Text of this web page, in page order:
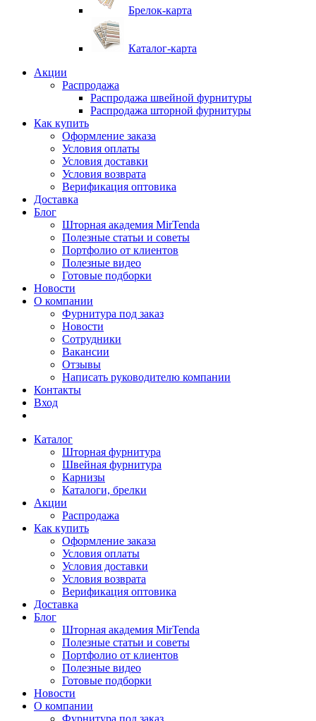
Брелок-карта
Каталог-карта
Акции
Распродажа
Распродажа швейной фурнитуры
Распродажа шторной фурнитуры
Как купить
Оформление заказа
Условия оплаты
Условия доставки
Условия возврата
Верификация оптовика
Доставка
Блог
Шторная академия MirTenda
Полезные статьи и советы
Портфолио от клиентов
Полезные видео
Готовые подборки
Новости
О компании
Фурнитура под заказ
Новости
Сотрудники
Вакансии
Отзывы
Написать руководителю компании
Контакты
Вход
Каталог
Шторная фурнитура
Швейная фурнитура
Карнизы
Каталоги, брелки
Акции
Распродажа
Как купить
Оформление заказа
Условия оплаты
Условия доставки
Условия возврата
Верификация оптовика
Доставка
Блог
Шторная академия MirTenda
Полезные статьи и советы
Портфолио от клиентов
Полезные видео
Готовые подборки
Новости
О компании
Фурнитура под заказ